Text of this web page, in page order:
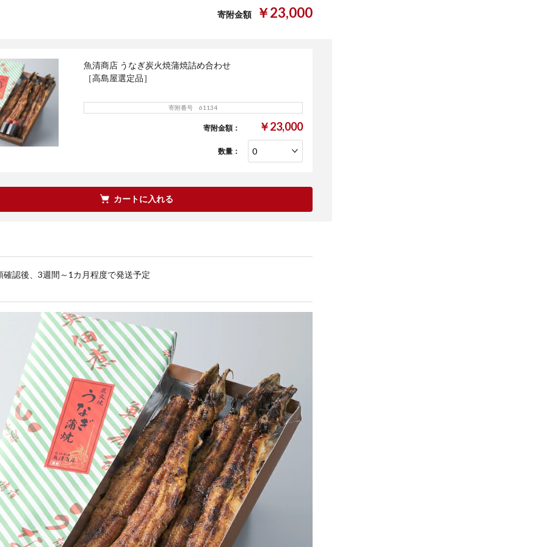
寄附金額 ￥23,000
魚清商店 うなぎ炭火焼蒲焼詰め合わせ
［高島屋選定品］
寄附番号 61134
寄附金額： ￥23,000
数量：
カートに入れる
確認後、3週間～1カ月程度で発送予定